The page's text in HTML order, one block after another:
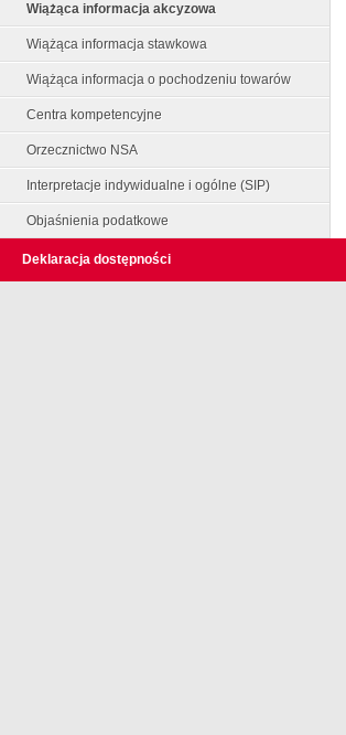
Wiążąca informacja akcyzowa
Wiążąca informacja stawkowa
Wiążąca informacja o pochodzeniu towarów
Centra kompetencyjne
Orzecznictwo NSA
Interpretacje indywidualne i ogólne (SIP)
Objaśnienia podatkowe
Deklaracja dostępności